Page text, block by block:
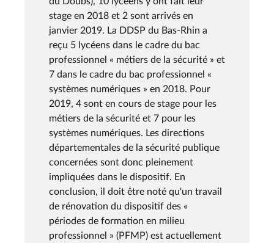
stage en 2018 et 2 sont arrivés en
janvier 2019. La DDSP du Bas-Rhin a
reçu 5 lycéens dans le cadre du bac
professionnel « métiers de la sécurité » et
7 dans le cadre du bac professionnel «
systèmes numériques » en 2018. Pour
2019, 4 sont en cours de stage pour les
métiers de la sécurité et 7 pour les
systèmes numériques. Les directions
départementales de la sécurité publique
concernées sont donc pleinement
impliquées dans le dispositif. En
conclusion, il doit être noté qu'un travail
de rénovation du dispositif des «
périodes de formation en milieu
professionnel » (PFMP) est actuellement